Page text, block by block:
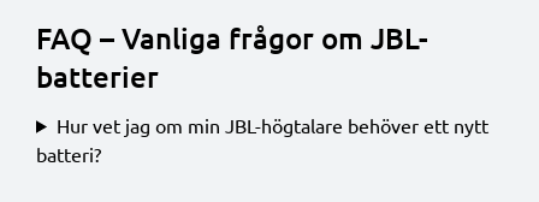
FAQ – Vanliga frågor om JBL-
batterier
Hur vet jag om min JBL-högtalare behöver ett nytt
batteri?